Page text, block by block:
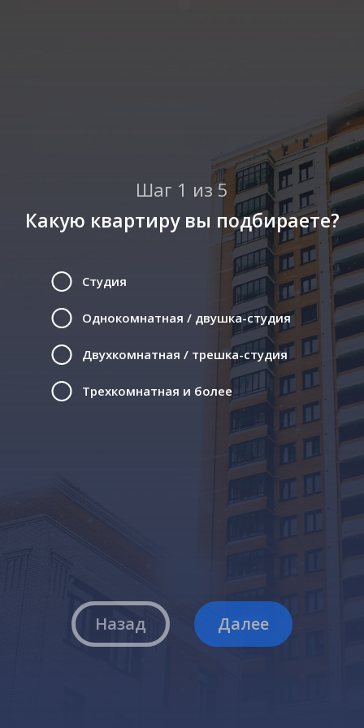
Шаг 1 из 5
Какую квартиру вы подбираете?
Студия
Однокомнатная / двушка-студия
Двухкомнатная / трешка-студия
Трехкомнатная и более
Назад Далее